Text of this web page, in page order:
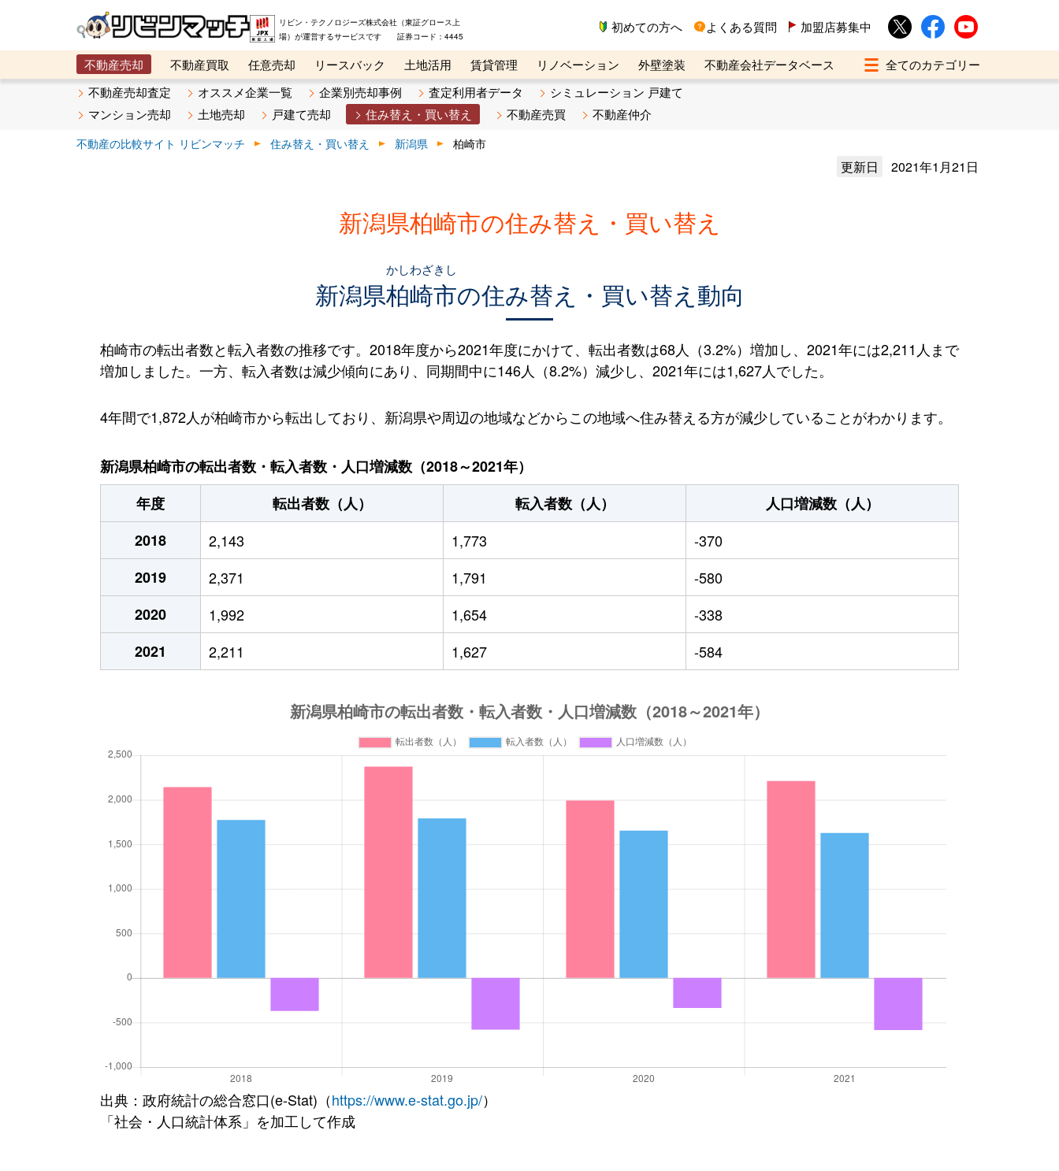
リビン・テクノロジーズ株式会社（東証グロース上
場）が運営するサービスです 証券コード：4445
初めての方へ よくある質問 加盟店募集中
不動産売却 不動産買取 任意売却 リースバック 土地活用 賃貸管理 リノベーション 外壁塗装
不動産会社データベース
メタ住宅展示場
ベスト不動産カンパニー オンライン講座 リビンマガジンBiz 不動産売却ご相談デスク
不動産売却査定 オススメ企業一覧 企業別売却事例 査定利用者データ
シミュレーション 戸建て
マンション売却
土地売却 戸建て売却 住み替え・買い替え 不動産売買 不動産仲介
不動産の比較サイト リビンマッチ 住み替え・買い替え 新潟県 柏崎市
更新日 2021年1月21日
新潟県柏崎市の住み替え・買い替え
新潟県柏崎市
かしわざきし
の住み替え・買い替え動向
柏崎市の転出者数と転入者数の推移です。2018年度から2021年度にかけて、転出者数は68人（3.2%）増加し、2021年には2,211人まで
増加しました。一方、転入者数は減少傾向にあり、同期間中に146人（8.2%）減少し、2021年には1,627人でした。
4年間で1,872人が柏崎市から転出しており、新潟県や周辺の地域などからこの地域へ住み替える方が減少していることがわかります。
新潟県柏崎市の転出者数・転入者数・人口増減数（2018～2021年）
年度
転出者数（人） 転入者数（人）
人口増減数（人）
2018
2,143 1,773
-370
2019
2,371 1,791
-580
2020
1,992 1,654
-338
2021
2,211 1,627 -584
出典：政府統計の総合窓口(e-Stat)（https://www.e-stat.go.jp/）
「社会・人口統計体系」を加工して作成